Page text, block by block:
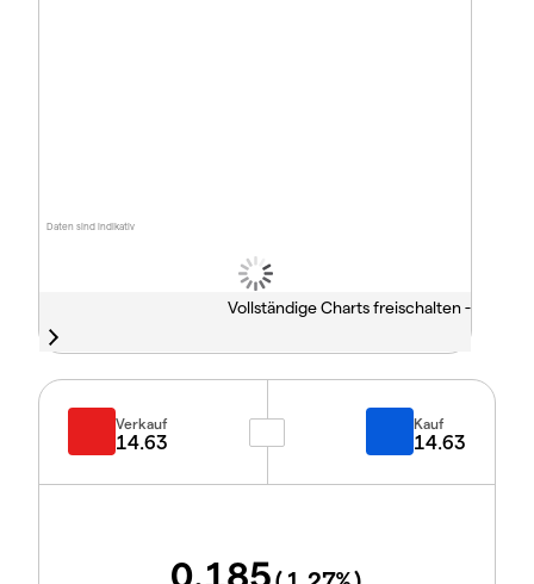
Daten sind indikativ
Vollständige Charts freischalten -
Verkauf
14.63
Kauf
14.63
0.185